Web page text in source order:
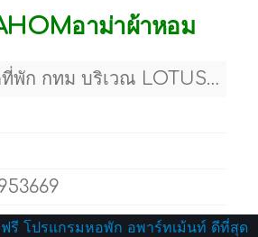
อาม่าผ้าหอม
ทม บริเวณ LOTUS PRACHACHUEN
รี โปรแกรมหอพัก อพาร์ทเม้นท์ ดีที่สุด